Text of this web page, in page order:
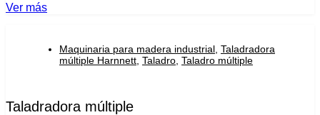
Ver más
Maquinaria para madera industrial Taladradora
múltiple Harnnett Taladro Taladro múltiple
Taladradora múltiple